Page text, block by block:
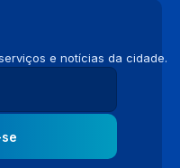
e notícias da cidade.